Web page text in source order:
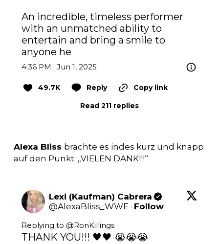
An incredible, timeless performer
with an unmatched ability to
entertain and bring a smile to
anyone he
4:36 PM · Jun 1, 2025
49.7K Reply Copy link
Read 211 replies
Alexa Bliss brachte es indes kurz und knapp
auf den Punkt: „VIELEN DANK!!!“
Lexi (Kaufman) Cabrera
@AlexaBliss_WWE · Follow
Replying to @RonKillings
THANK YOU!!! 🖤🖤 😭😭😭